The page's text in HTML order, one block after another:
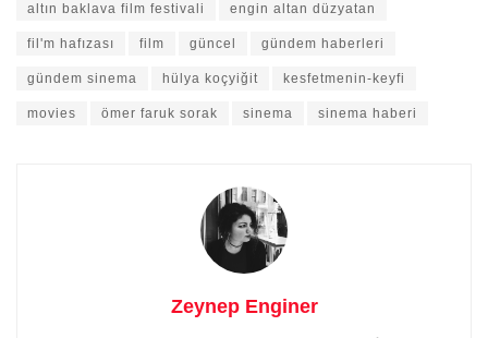
altın baklava film festivali engin altan düzyatan
fil'm hafızası film güncel gündem haberleri
gündem sinema hülya koçyiğit kesfetmenin-keyfi
movies ömer faruk sorak sinema sinema haberi
Zeynep Enginer